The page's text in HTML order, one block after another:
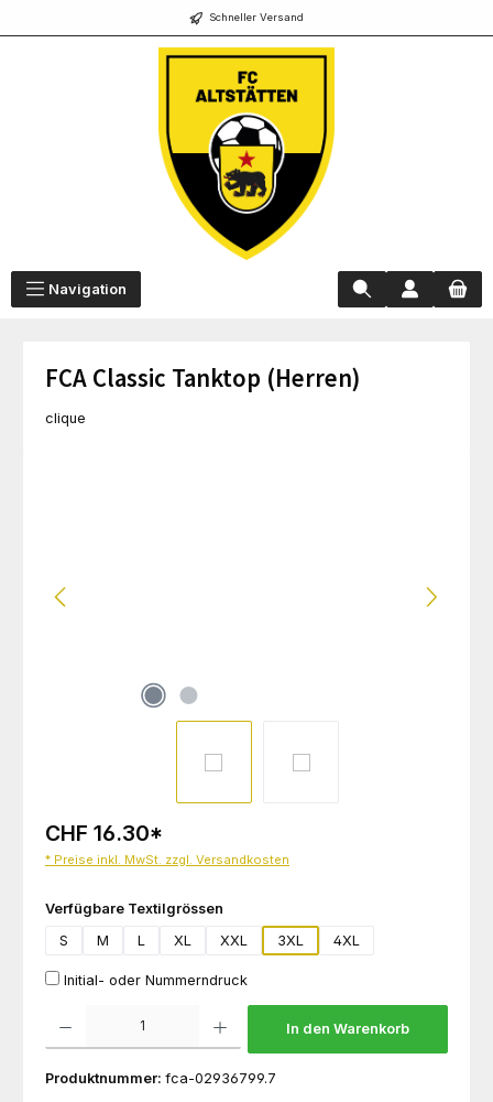
Schneller Versand
Navigation
FCA Classic Tanktop (Herren)
clique
CHF 16.30*
* Preise inkl. MwSt. zzgl. Versandkosten
Verfügbare Textilgrössen
S
M L XL XXL 3XL 4XL
Initial- oder Nummerndruck
In den Warenkorb
Produktnummer: fca-02936799.7